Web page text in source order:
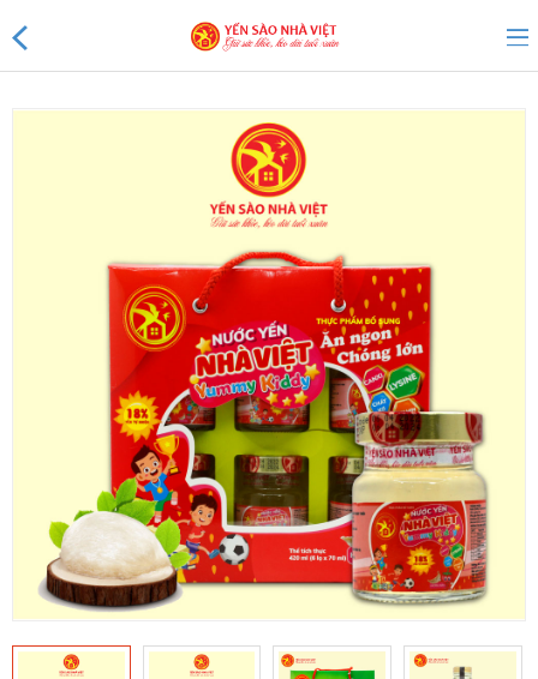
Yến Tổ Nhà Việt
Yến sào Nhà Việt 20%
Yến sào Nhà Việt 18%
Yến sào Nhà Việt 15%
Yến sào Nhà Việt 12%
Combo yến lọ Nhà Việt
Yến Yummy Kiddy 18% cho trẻ